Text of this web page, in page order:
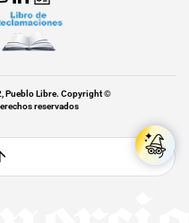
Pueblo Libre. Copyright ©
reservados